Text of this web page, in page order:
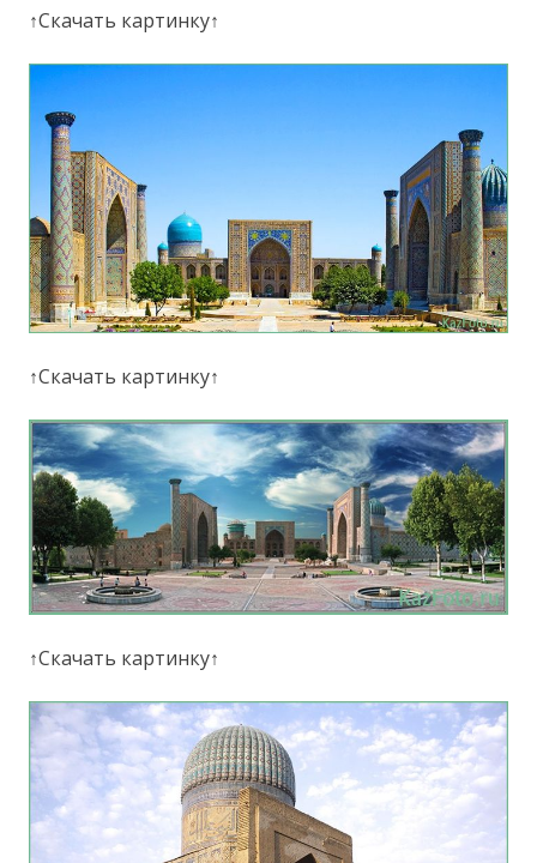
↑Скачать картинку↑
↑Скачать картинку↑
↑Скачать картинку↑